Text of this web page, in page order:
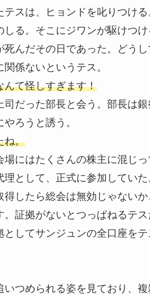
スは、ヒョンドを叱りつけ
る。そこにジワンが駆けつけ
んだその日であった。どう
係ないというテス。
んて怪しすぎます！
だった部長と会う。部長は
ろうと誘う。
ね。
にはたくさんの株主に混じ
として、正式に参加していた
したら総会は無効じゃない
証拠がないとつっぱねるテ
してサンジュンの全口座を
つめられる姿を見ており、複